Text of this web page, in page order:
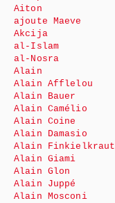
Aiton
ajoute Maeve
Akcija
al-Islam
al-Nosra
Alain
Alain Afflelou
Alain Bauer
Alain Camélio
Alain Coine
Alain Damasio
Alain Finkielkraut
Alain Giami
Alain Glon
Alain Juppé
Alain Mosconi